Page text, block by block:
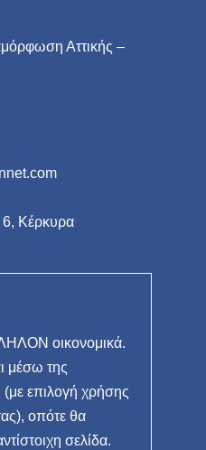
Αττικής –
6, Κέρκυρα
οικονομικά.
μέσω της
(με επιλογή χρήσης
οπότε θα
σελίδα.